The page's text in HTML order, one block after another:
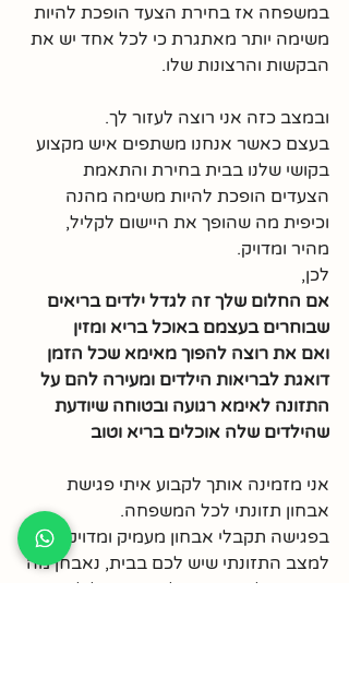
במשפחה אז בחירת הצעד הופכת להיות
משימה יותר מאתגרת כי לכל אחד יש את
הבקשות והרצונות שלו.
ובמצב כזה אני רוצה לעזור לך.
בעצם כאשר אנחנו משתפים איש מקצוע
בקושי שלנו בבית בחירת והתאמת
הצעדים הופכת להיות משימה מהנה
וכיפית מה שהופך את היישום לקליל,
מהיר ומדויק.
לכן,
אם החלום שלך זה לגדל ילדים בריאים
שבוחרים בעצמם באוכל בריא ומזין
ואם את רוצה להפוך מאימא שכל הזמן
דואגת לבריאות הילדים ומעירה להם על
התזונה לאימא רגועה ובטוחה שיודעת
שהילדים שלה אוכלים בריא וטוב
אני מזמינה אותך לקבוע איתי פגישת
אבחון תזונתי לכל המשפחה.
בפגישה תקבלי אבחון מעמיק ומדויק
למצב התזונתי שיש לכם בבית, נאבחן מה
משפיע על התזונה שלכם וגורם לילדים